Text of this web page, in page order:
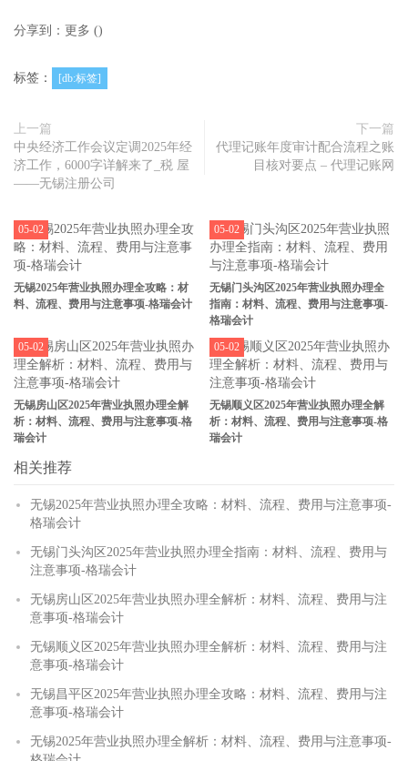
分享到： 更多 ()
标签： [db:标签]
上一篇
中央经济工作会议定调2025年经
济工作，6000字详解来了_税 屋
——无锡注册公司
下一篇
代理记账年度审计配合流程之账
目核对要点 – 代理记账网
无锡2025年营业执照办理全攻略：材
料、流程、费用与注意事项-格瑞会计
05-02
无锡门头沟区2025年营业执照办理全
指南：材料、流程、费用与注意事项-
格瑞会计
05-02
无锡房山区2025年营业执照办理全解
析：材料、流程、费用与注意事项-格
瑞会计
05-02
无锡顺义区2025年营业执照办理全解
析：材料、流程、费用与注意事项-格
瑞会计
05-02
相关推荐
无锡2025年营业执照办理全攻略：材料、流程、费用与注意事项-
格瑞会计
无锡门头沟区2025年营业执照办理全指南：材料、流程、费用与
注意事项-格瑞会计
无锡房山区2025年营业执照办理全解析：材料、流程、费用与注
意事项-格瑞会计
无锡顺义区2025年营业执照办理全解析：材料、流程、费用与注
意事项-格瑞会计
无锡昌平区2025年营业执照办理全攻略：材料、流程、费用与注
意事项-格瑞会计
无锡2025年营业执照办理全解析：材料、流程、费用与注意事项-